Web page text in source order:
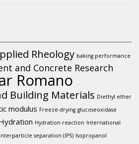
Rheology baking performance
and Concrete Research
Romano
Building Materials Diethyl ether
modulus Freeze-drying glucoseoxidase
Hydration reaction International
Interparticle separation (IPS) Isopropanol